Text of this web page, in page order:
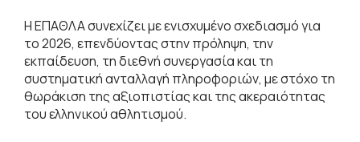
Η ΕΠΑΘΛΑ συνεχίζει με ενισχυμένο σχεδιασμό για
το 2026, επενδύοντας στην πρόληψη, την
εκπαίδευση, τη διεθνή συνεργασία και τη
συστηματική ανταλλαγή πληροφοριών, με στόχο τη
θωράκιση της αξιοπιστίας και της ακεραιότητας
του ελληνικού αθλητισμού.